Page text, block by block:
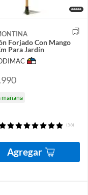
Forjado Con Mango
Para Jardín
mañana
(56)
Agregar